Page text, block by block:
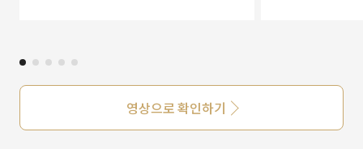
영상으로 확인하기